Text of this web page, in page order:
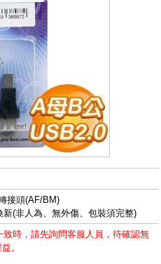
接頭(AF/BM)
新(非人為、無外傷、包裝須完整)
時，請先詢問客服人員，待確認無
。